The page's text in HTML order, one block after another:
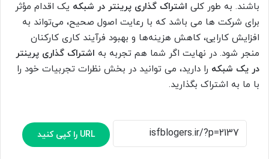
باشند. به طور کلی اشتراک‌ گذاری پرینتر در شبکه یک اقدام مؤثر
برای شرکت ها می باشد که با رعایت اصول صحیح، می‌تواند به
افزایش کارایی، کاهش هزینه‌ها و بهبود فرآیند کاری کارکنان
منجر شود. در نهایت اگر شما هم تجربه به اشتراک گذاری پرینتر
در یک شبکه را دارید، می توانید در بخش نظرات تجربیات خود را
با ما به اشتراک بگذارید.
URL را کپی کنید